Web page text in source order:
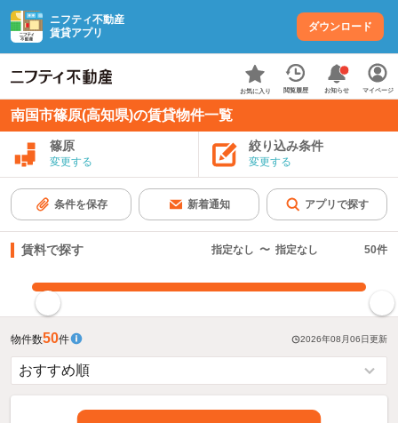
ニフティ不動産
賃貸アプリ
ダウンロード
お気に入り 閲覧履歴 お知らせ マイページ
南国市篠原(高知県)の賃貸物件一覧
篠原
変更する
絞り込み条件
変更する
条件を保存 新着通知 アプリで探す
賃料で探す 指定なし 〜 指定なし 50件
物件数50件 2026年08月06日更新